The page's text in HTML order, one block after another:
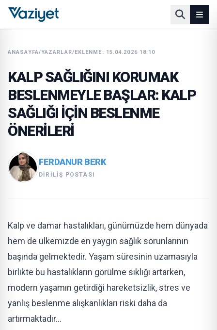
ANASAYFA/YAZARLAR/EKLENME: 15.04.2026 18:10
KALP SAĞLIĞINI KORUMAK
BESLENMEYLE BAŞLAR: KALP
SAĞLIĞI İÇİN BESLENME
ÖNERİLERİ
FERDANUR BERK
DIRILIŞ POSTASI
Kalp ve damar hastalıkları, günümüzde hem dünyada
hem de ülkemizde en yaygın sağlık sorunlarının
başında gelmektedir. Yaşam süresinin uzamasıyla
birlikte bu hastalıkların görülme sıklığı artarken,
modern yaşamın getirdiği hareketsizlik, stres ve
yanlış beslenme alışkanlıkları riski daha da
artırmaktadır…